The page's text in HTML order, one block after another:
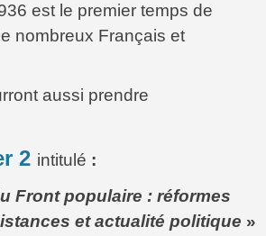
est le premier temps de
nombreux Français et
aussi prendre
2 intitulé :
Front populaire : réformes
et actualité politique »